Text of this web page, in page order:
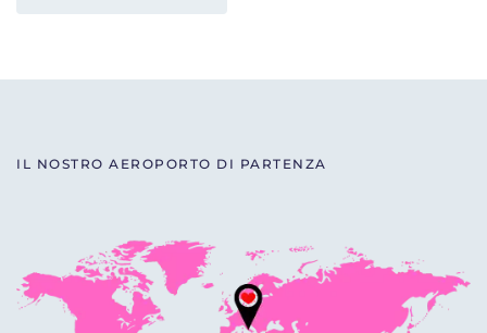
IL NOSTRO AEROPORTO DI PARTENZA